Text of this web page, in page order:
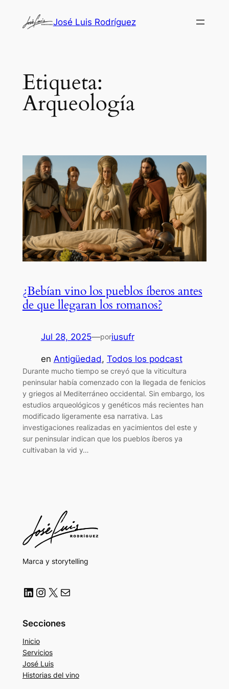
José Luis Rodríguez
Etiqueta:
Arqueología
¿Bebían vino los pueblos íberos antes
de que llegaran los romanos?
Jul 28, 2025—poriusufr
en Antigüedad, Todos los podcast
Durante mucho tiempo se creyó que la viticultura
peninsular había comenzado con la llegada de fenicios
y griegos al Mediterráneo occidental. Sin embargo, los
estudios arqueológicos y genéticos más recientes han
modificado ligeramente esa narrativa. Las
investigaciones realizadas en yacimientos del este y
sur peninsular indican que los pueblos íberos ya
cultivaban la vid y…
Marca y storytelling
LinkedIn Instagram X Correo electrónico
Secciones
Inicio
Servicios
José Luis
Historias del vino